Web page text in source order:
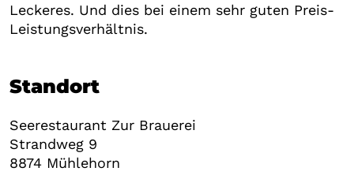
Leckeres. Und dies bei einem sehr guten Preis-
Leistungsverhältnis.
Standort
Seerestaurant Zur Brauerei
Strandweg 9
8874 Mühlehorn